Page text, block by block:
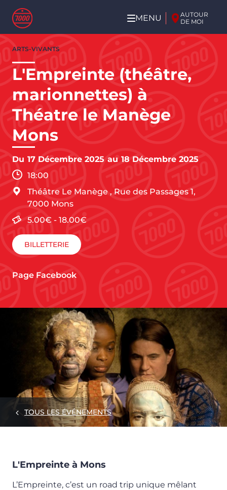
Aller au contenu principal
MENU
AUTOUR
DE MOI
contenu
principal
ARTS-VIVANTS
L'Empreinte (théâtre,
marionnettes) à
Théatre le Manège
Mons
Du 17 Décembre 2025 au 18 Décembre 2025
18:00
Théâtre Le Manège , Rue des Passages 1,
7000 Mons
5.00€ - 18.00€
BILLETTERIE
Page Facebook
TOUS LES ÉVÉNEMENTS
L'Empreinte à Mons
L’Empreinte, c’est un road trip unique mêlant